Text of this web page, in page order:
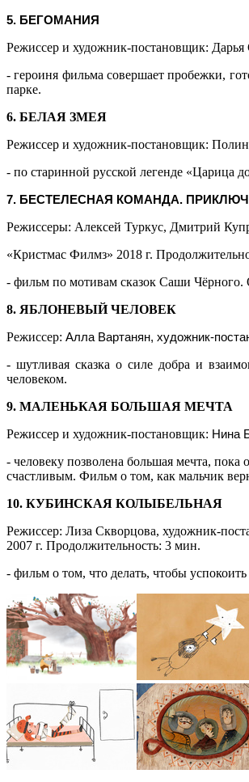
5. БЕГОМАНИЯ
Режиссер и художник-постановщик:
- героиня фильма совершает пробежки,
парке.
6. БЕЛАЯ ЗМЕЯ
Режиссер и художник-постановщик:
- по старинной русской легенде «Царица
7. БЕСТЕЛЕСНАЯ КОМАНДА.
Режиссеры: Алексей Туркус, Дмитрий
«Кристмас Филмз» 2018 г.
- фильм по мотивам сказок Саши Чёрного.
8. ЯБЛОНЕВЫЙ ЧЕЛОВЕК
Режиссер: Алла Вартанян, художник-
- шутливая сказка о силе добра и
человеком.
9. МАЛЕНЬКАЯ БОЛЬШАЯ МЕЧТА
Режиссер и художник-постановщик: Нина
- человеку позволена большая мечта,
счастливым. Фильм о том, как мальчик
10. КУБИНСКАЯ КОЛЫБЕЛЬНАЯ
Режиссер: Лиза Скворцова, художник-
2007 г. Продолжительность: 3 мин.
- фильм о том, что делать, чтобы успокоить